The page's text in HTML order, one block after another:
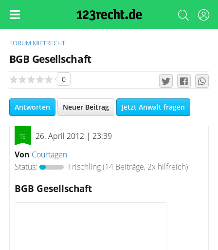
FORUM MIETRECHT
BGB Gesellschaft
0
Antworten Neuer Beitrag Jetzt Anwalt fragen
26. April 2012 | 23:39
Von Courtagen
Status:
Frischling(14 Beiträge, 2x hilfreich)
BGB Gesellschaft